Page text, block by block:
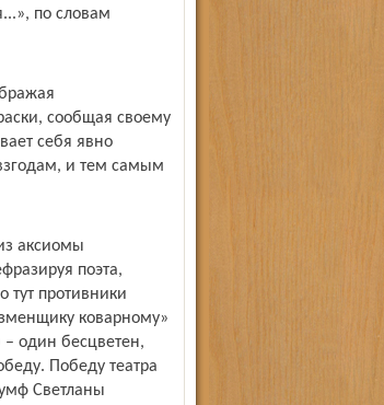
по словам
сообщая своему
себя явно
и тем самым
аксиомы
поэта,
тут противники
коварному»
один бесцветен,
Победу театра
Светланы